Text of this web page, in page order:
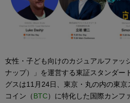
女性・子ども向けのカジュアルファッ
ナップ）」を運営する東証スタンダー
グスは11月24日、東京・丸の内の東
コイン（BTC）に特化した国際カンフ